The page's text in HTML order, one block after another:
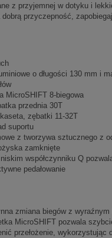
z przyjemnej w dotyku i
dobrą przyczepność,
o długości 130 mm i
MicroSHIFT 8-biegowa
przednia 30T
zębatki 11-32T
suportu
z tworzywa sztucznego z
zamknięte
współczynniku Q
pedałowanie
zmiana biegów z
MicroSHIFT pozwala
przełożenie, wykorzystując